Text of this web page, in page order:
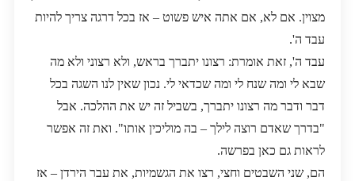
מצוין. אם לא, אם אתה איש פשוט – אז בכל דרגה צריך להיות
עבד ה'.
עבד ה', זאת אומרת: רצונו יתברך בראש, ולא רצוני ולא מה
שבא לי ומה שנח לי ומה שכדאי לי. נכון שאין לנו השגה בכל
דבר ודבר מה רצונו יתברך, בשביל זה יש את ההלכה. אבל
"בדרך שאדם רוצה לילך – בה מוליכין אותו". ואת זה אפשר
לראות גם כאן בפרשה.
הם, שני השבטים וחצי, רצו את הגשמיות, את עבר הירדן – אז